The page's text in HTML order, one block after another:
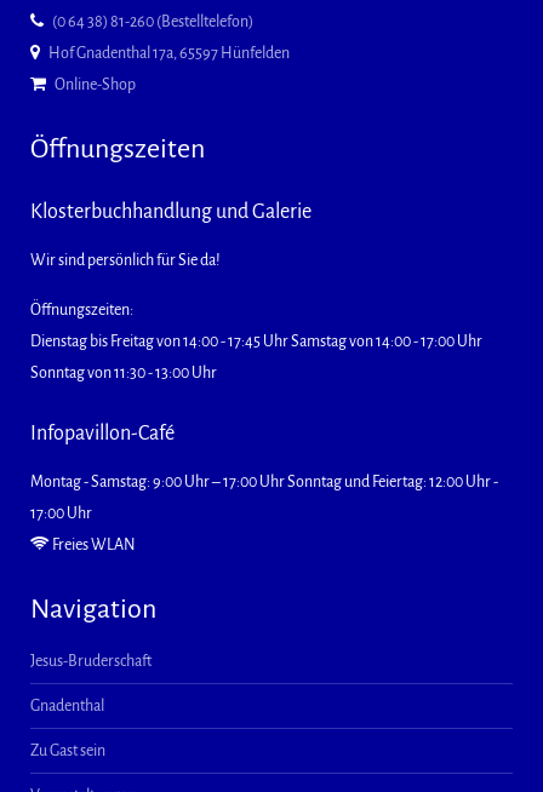
(0 64 38) 81-260 (Bestelltelefon)
Hof Gnadenthal 17a, 65597 Hünfelden
Online-Shop
Öffnungszeiten
Klosterbuchhandlung und Galerie
Wir sind persönlich für Sie da!
Öffnungszeiten:
Dienstag bis Freitag von 14:00 - 17:45 Uhr Samstag von 14:00 - 17:00 Uhr
Sonntag von 11:30 - 13:00 Uhr
Infopavillon-Café
Montag - Samstag: 9:00 Uhr – 17:00 Uhr Sonntag und Feiertag: 12:00 Uhr -
17:00 Uhr
Freies WLAN
Navigation
Jesus-Bruderschaft
Gnadenthal
Zu Gast sein